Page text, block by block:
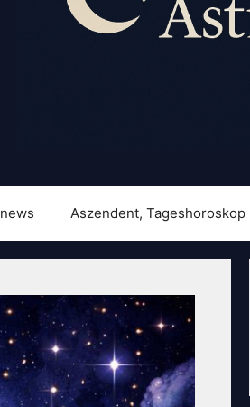
Aszendent, Tageshoroskop